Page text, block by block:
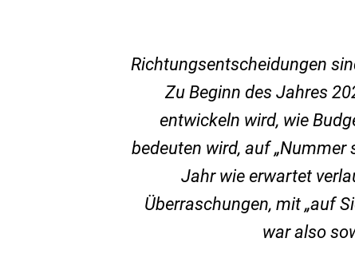
Richtungsentscheidungen
Zu Beginn des Jahres
entwickeln wird, wie
bedeuten wird, auf „Nummer
Jahr wie erwartet
Überraschungen, mit „auf
war also